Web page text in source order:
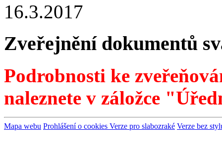
16.3.2017
Zveřejnění dokumentů
Podrobnosti ke
naleznete v záložce
Mapa webu Prohlášení o cookies Verze pro slabozraké Verze bez